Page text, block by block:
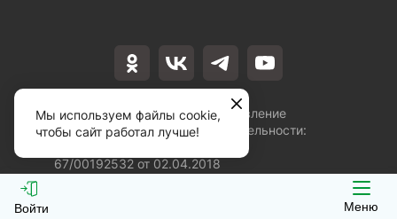
Войти Меню
Лицензия на осуществление
образовательной деятельности:
67/00192532 от 02.04.2018
Мы используем файлы cookie,
чтобы сайт работал лучше!